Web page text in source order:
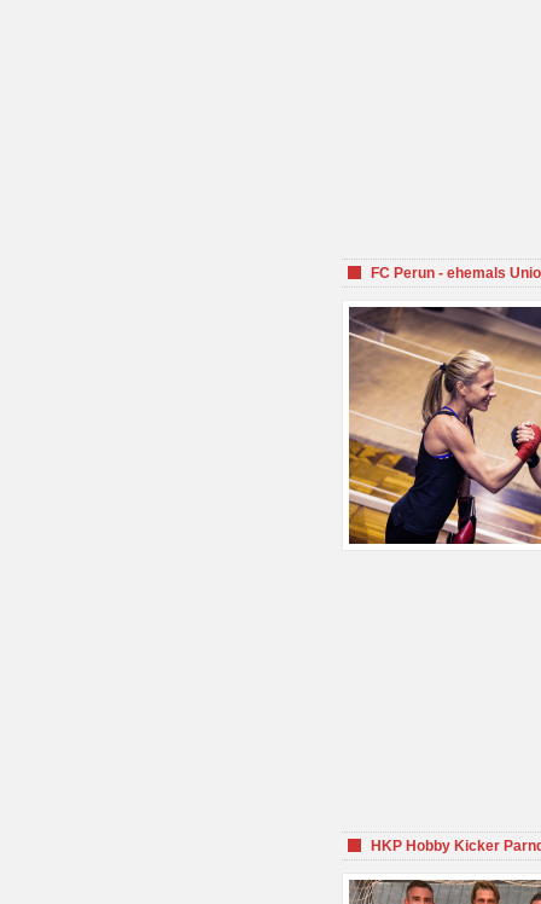
FC Perun - ehemals
HKP Hobby Kicker